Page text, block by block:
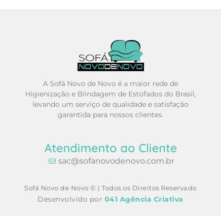
A Sofá Novo de Novo é a maior rede de
Higienização e Blindagem de Estofados do Brasil,
levando um serviço de qualidade e satisfação
garantida para nossos clientes.
Atendimento ao Cliente
sac@sofanovodenovo.com.br
Sofá Novo de Novo © | Todos os Direitos Reservado
Desenvolvido por 041 Agência Criativa